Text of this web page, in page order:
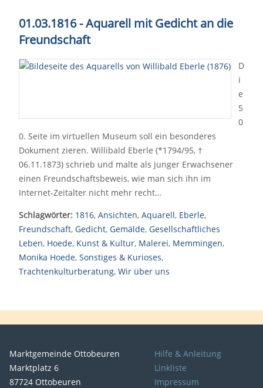
01.03.1816 - Aquarell mit Gedicht an die
Freundschaft
D
i
e
5
0
0. Seite im virtuellen Museum soll ein besonderes
Dokument zieren. Willibald Eberle (*1794/95, †
06.11.1873) schrieb und malte als junger Erwachsener
einen Freundschaftsbeweis, wie man sich ihn im
Internet-Zeitalter nicht mehr recht…
Schlagwörter: 1816, Ansichten, Aquarell, Eberle,
Freundschaft, Gedicht, Gemälde, Gesellschaftliches
Leben, Hoede, Kunst & Kultur, Malerei, Memmingen,
Monika Hoede, Sonstiges & Kurioses,
Trachtenkulturberatung, Wir über uns
Marktgemeinde Ottobeuren
Marktplatz 6
87724 Ottobeuren
Hilfe & Anleitung
Linkliste
Impressum